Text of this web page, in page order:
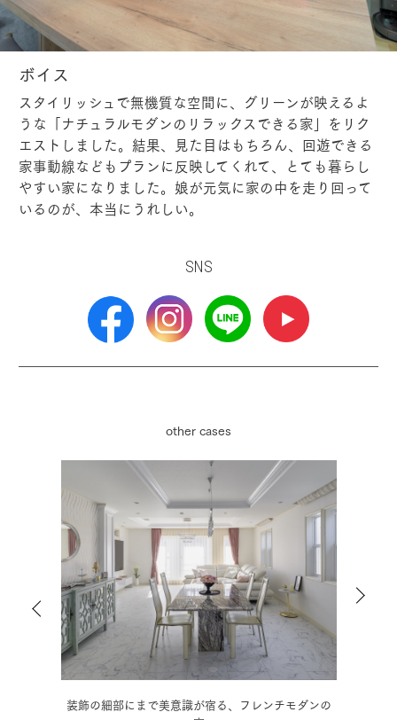
ボイス
スタイリッシュで無機質な空間に、グリーンが映えるよ
うな「ナチュラルモダンのリラックスできる家」をリク
エストしました。結果、見た目はもちろん、回遊できる
家事動線などもプランに反映してくれて、とても暮らし
やすい家になりました。娘が元気に家の中を走り回って
いるのが、本当にうれしい。
SNS
other cases
木の温もりに和の趣を取り入れた、情緒豊かな3階建